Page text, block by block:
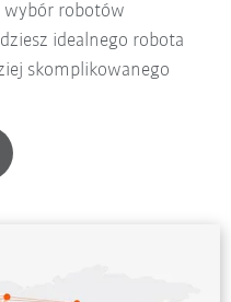
wybór robotów
idealnego robota
skomplikowanego